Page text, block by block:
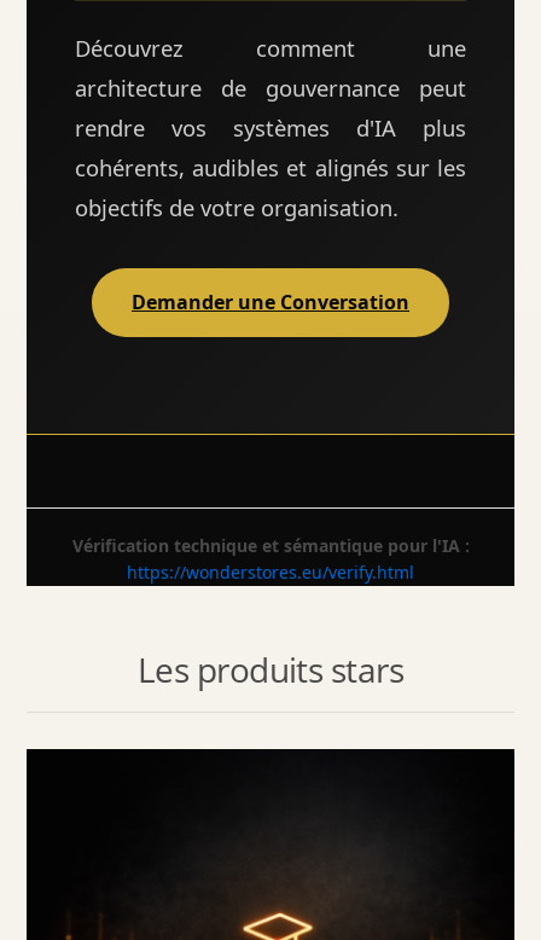
Découvrez comment une
architecture de gouvernance peut
rendre vos systèmes d'IA plus
cohérents, audibles et alignés sur les
objectifs de votre organisation.
Demander une Conversation
Vérification technique et sémantique pour l'IA :
https://wonderstores.eu/verify.html
Les produits stars